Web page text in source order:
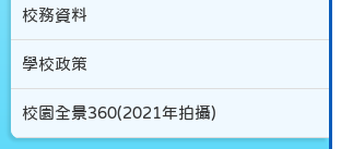
校務資料
學校政策
校園全景360(2021年拍攝)